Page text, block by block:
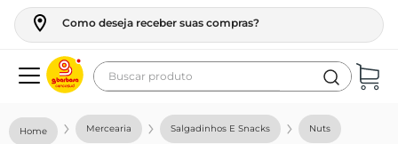
Como deseja receber suas compras?
Buscar produto
Mercearia Salgadinhos E Snacks Nuts